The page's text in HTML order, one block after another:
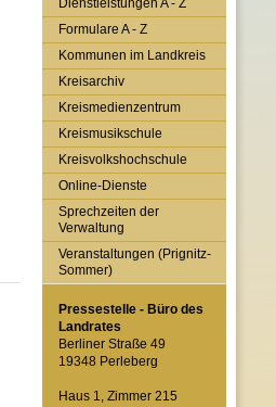
Dienstleistungen A - Z
Formulare A - Z
Kommunen im Landkreis
Kreisarchiv
Kreismedienzentrum
Kreismusikschule
Kreisvolkshochschule
Online-Dienste
Sprechzeiten der
Verwaltung
Veranstaltungen (Prignitz-
Sommer)
Pressestelle - Büro des
Landrates
Berliner Straße 49
19348 Perleberg
Haus 1, Zimmer 215